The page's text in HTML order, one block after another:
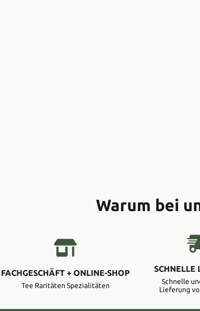
Warum bei
FACHGESCHÄFT + ONLINE-SHOP
Tee Raritäten Spezialitäten
SCHNELLE
Schnelle
Lieferung